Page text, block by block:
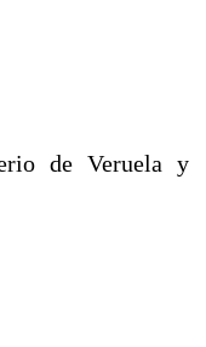
de Veruela y